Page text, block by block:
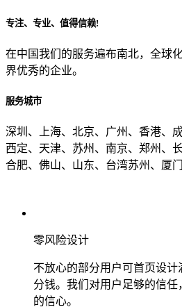
专注、专业、值得信赖!
在中国我们的服务遍布南北，全球
界优秀的企业。
服务城市
深圳、上海、北京、广州、香港、
西定、天津、苏州、南京、郑州、
合肥、佛山、山东、台湾苏州、厦
零风险设计
不放心的部分用户可首页设
分钱。我们对用户足够的信
的信心。